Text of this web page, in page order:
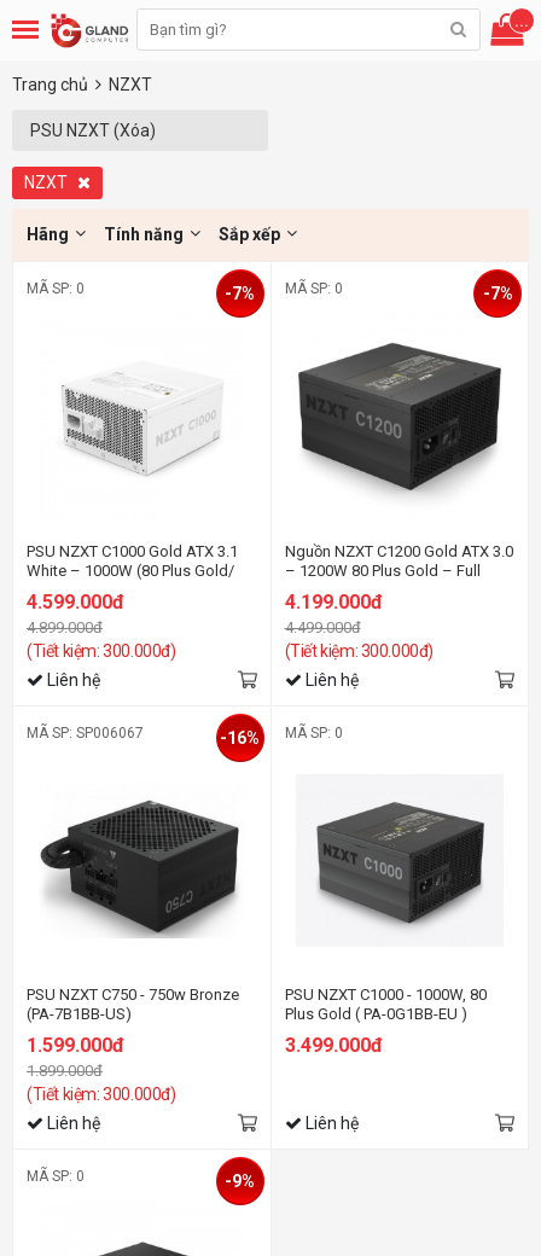
...
Trang chủ NZXT
PSU NZXT (Xóa)
NZXT
Hãng Tính năng Sắp xếp
MÃ SP: 0
PSU NZXT C1000 Gold ATX 3.1
White – 1000W (80 Plus Gold/
4.599.000đ
4.899.000đ
(Tiết kiệm: 300.000đ)
-7%
Liên hệ
MÃ SP: 0
Nguồn NZXT C1200 Gold ATX 3.0
– 1200W 80 Plus Gold – Full
4.199.000đ
4.499.000đ
(Tiết kiệm: 300.000đ)
-7%
Liên hệ
MÃ SP: SP006067
PSU NZXT C750 - 750w Bronze
(PA-7B1BB-US)
1.599.000đ
1.899.000đ
(Tiết kiệm: 300.000đ)
-16%
Liên hệ
MÃ SP: 0
PSU NZXT C1000 - 1000W, 80
Plus Gold ( PA-0G1BB-EU )
3.499.000đ
Liên hệ
MÃ SP: 0 -9%